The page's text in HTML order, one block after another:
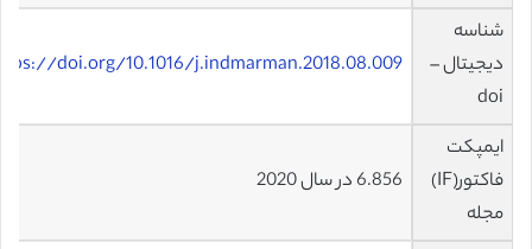
شناسه
دیجیتال –
doi
doi.org/10.1016/j.indmarman.2018.08.009
ایمپکت
فاکتور(IF)
مجله
6.856 در سال 2020